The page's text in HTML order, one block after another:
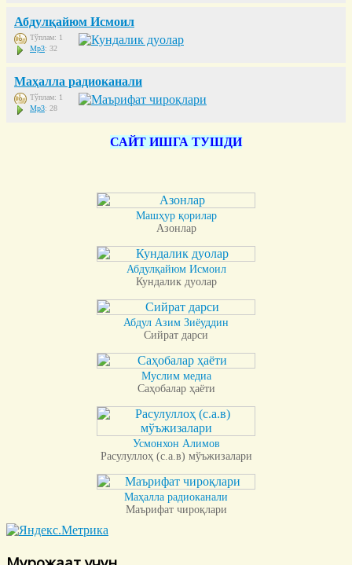
Абдулқайюм Исмоил
Тўплам: 1
Mp3: 32
Маҳалла радиоканали
Тўплам: 1
Mp3: 28
САЙТ ИШГА ТУШДИ
Машҳур қорилар
Азонлар
Абдулқайюм Исмоил
Кундалик дуолар
Абдул Азим Зиёуддин
Сийрат дарси
Муслим медиа
Саҳобалар ҳаёти
Усмонхон Алимов
Расулуллоҳ (с.а.в) мўъжизалари
Маҳалла радиоканали
Маърифат чироқлари